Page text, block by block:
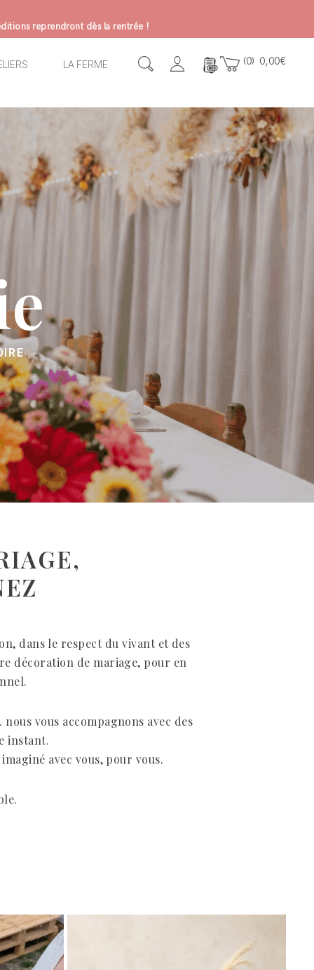
LA FERME 0 0,00€
reprendront dès la rentrée !
dans le respect du vivant et des
décoration de mariage, pour en
vous accompagnons avec des
instant.
avec vous, pour vous.